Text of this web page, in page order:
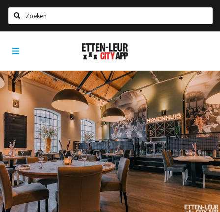
Home
Agenda
Deals
Party pics
Nieuws, interviews & blogs
Eten
Drinken
Slapen
Recreatief
Etten-
Leur
App